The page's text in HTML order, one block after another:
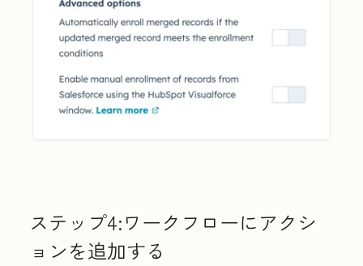
ステップ4:ワークフローにアクシ
ョンを追加する